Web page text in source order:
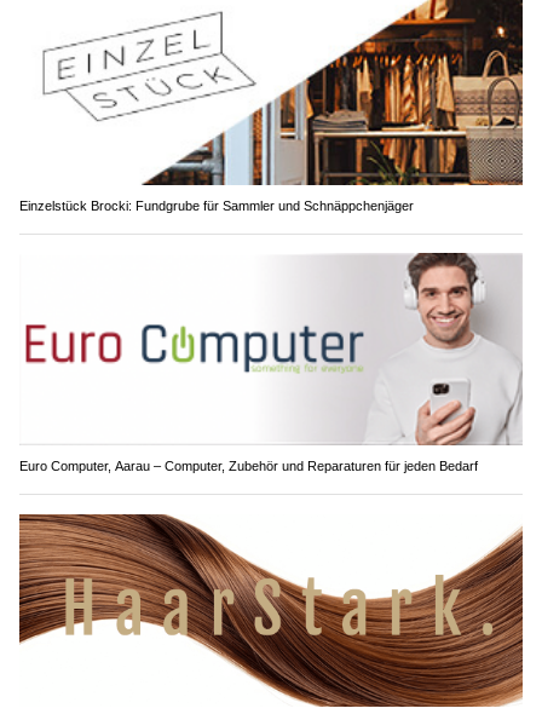
Einzelstück Brocki: Fundgrube für Sammler und Schnäppchenjäger
Euro Computer, Aarau – Computer, Zubehör und Reparaturen für jeden Bedarf